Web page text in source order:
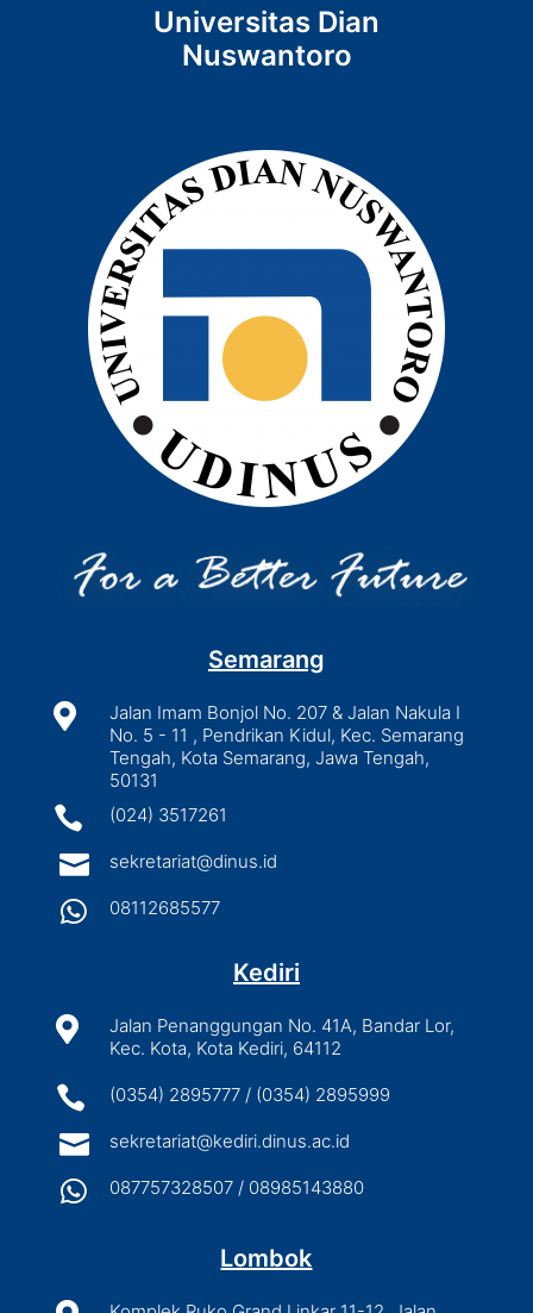
Universitas Dian
Nuswantoro
Semarang

Jalan Imam Bonjol No. 207 & Jalan Nakula I
No. 5 - 11 , Pendrikan Kidul, Kec. Semarang
Tengah, Kota Semarang, Jawa Tengah,
50131
 (024) 3517261
 sekretariat@dinus.id
 08112685577
Kediri

Jalan Penanggungan No. 41A, Bandar Lor,
Kec. Kota, Kota Kediri, 64112
 (0354) 2895777 / (0354) 2895999
 sekretariat@kediri.dinus.ac.id
 087757328507 / 08985143880
Lombok